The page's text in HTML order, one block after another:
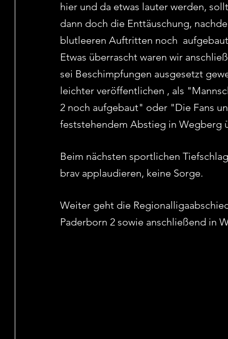
hier und da etwas lauter werden,
dann doch die Enttäuschung,
blutleeren Auftritten noch
Etwas überrascht waren wir
sei Beschimpfungen ausgesetzt
leichter veröffentlichen , als
2 noch aufgebaut" oder "Die Fans
feststehendem Abstieg in Wegberg
Beim nächsten sportlichen
brav applaudieren, keine Sorge.
Weiter geht die
Paderborn 2 sowie anschließend in